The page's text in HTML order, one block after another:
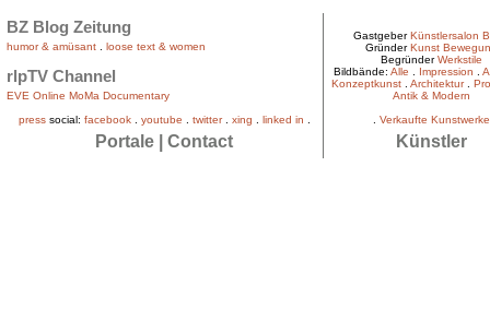
BZ Blog Zeitung
humor & amüsant loose text & women
rlpTV Channel
EVE Online MoMa Documentary
presssocial: facebook. youtube twitter. xing linked in
Portale Contact
GastgeberKünstlersalon
GründerKunst
BegründerWerkstile
Bildbände: Alle Impression
Konzeptkunst. Architektur.
Antik & Modern
Verkaufte Kunstwerke
Künstler